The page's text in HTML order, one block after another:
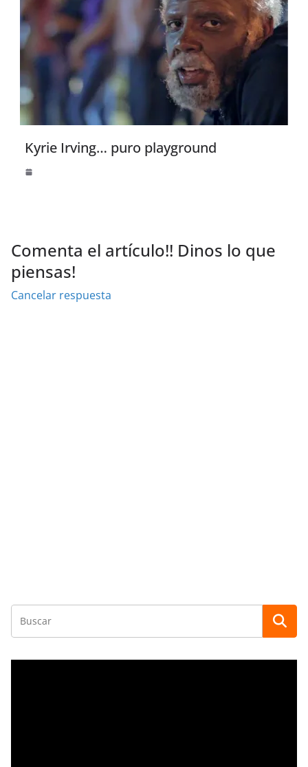
Kyrie Irving… puro playground
Comenta el artículo!! Dinos lo que
piensas!
Cancelar respuesta